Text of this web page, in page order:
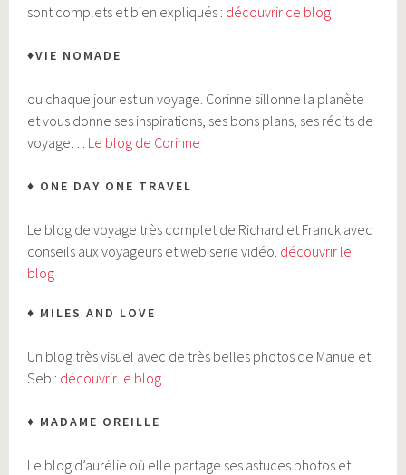
sont complets et bien expliqués : découvrir ce blog
♦VIE NOMADE
ou chaque jour est un voyage. Corinne sillonne la planète
et vous donne ses inspirations, ses bons plans, ses récits de
voyage… Le blog de Corinne
♦ ONE DAY ONE TRAVEL
Le blog de voyage très complet de Richard et Franck avec
conseils aux voyageurs et web serie vidéo. découvrir le
blog
♦ MILES AND LOVE
Un blog très visuel avec de très belles photos de Manue et
Seb : découvrir le blog
♦ MADAME OREILLE
Le blog d’aurélie où elle partage ses astuces photos et